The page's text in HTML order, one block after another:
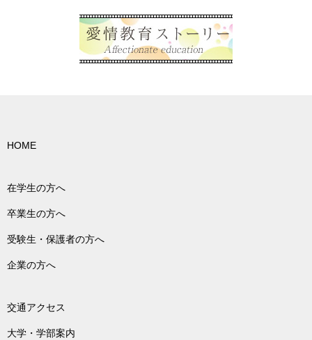
HOME
在学生の方へ
卒業生の方へ
受験生・保護者の方へ
企業の方へ
交通アクセス
大学・学部案内